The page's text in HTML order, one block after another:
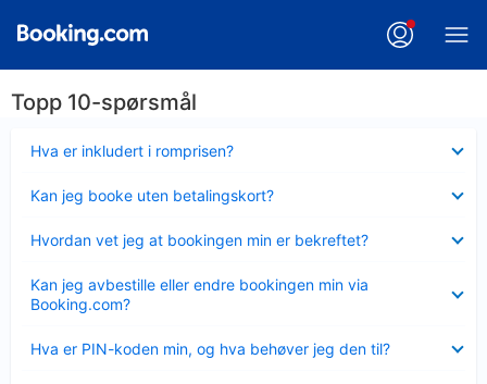
Topp 10-spørsmål
Hva er inkludert i romprisen?
mindre
Kan jeg booke uten betalingskort?
mindre
Hvordan vet jeg at bookingen min er bekreftet?
mindre
Kan jeg avbestille eller endre bookingen min via
Booking.com?
mindre
Hva er PIN-koden min, og hva behøver jeg den til?
mindre